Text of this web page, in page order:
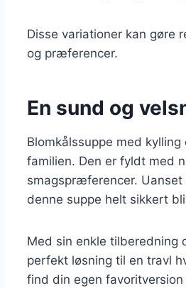
Disse variationer kan gøre
og præferencer.
En sund og
Blomkålssuppe med
familien. Den er fyldt med
smagspræferencer.
denne suppe helt sikkert
Med sin enkle tilberedning
perfekt løsning til en travl
find din egen